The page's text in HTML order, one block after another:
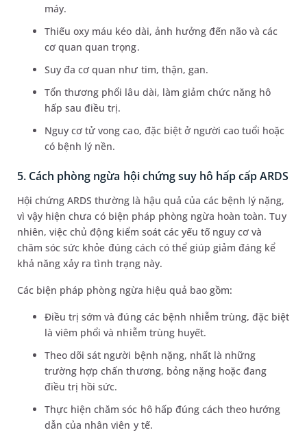
máy.
Thiếu oxy máu kéo dài, ảnh hưởng đến não và các
cơ quan quan trọng.
Suy đa cơ quan như tim, thận, gan.
Tổn thương phổi lâu dài, làm giảm chức năng hô
hấp sau điều trị.
Nguy cơ tử vong cao, đặc biệt ở người cao tuổi hoặc
có bệnh lý nền.
5. Cách phòng ngừa hội chứng suy hô hấp cấp ARDS
Hội chứng ARDS thường là hậu quả của các bệnh lý nặng,
vì vậy hiện chưa có biện pháp phòng ngừa hoàn toàn. Tuy
nhiên, việc chủ động kiểm soát các yếu tố nguy cơ và
chăm sóc sức khỏe đúng cách có thể giúp giảm đáng kể
khả năng xảy ra tình trạng này.
Các biện pháp phòng ngừa hiệu quả bao gồm:
Điều trị sớm và đúng các bệnh nhiễm trùng, đặc biệt
là viêm phổi và nhiễm trùng huyết.
Theo dõi sát người bệnh nặng, nhất là những
trường hợp chấn thương, bỏng nặng hoặc đang
điều trị hồi sức.
Thực hiện chăm sóc hô hấp đúng cách theo hướng
dẫn của nhân viên y tế.